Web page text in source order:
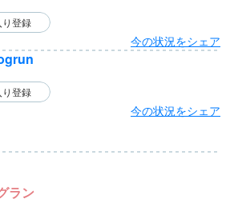
今の状況をシェア
今の状況をシェア
ラン